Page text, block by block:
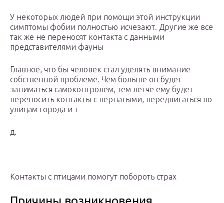
У некоторых людей при помощи этой инструкции
симптомы фобии полностью исчезают. Другие же все
так же не переносят контакта с данными
представителями фауны
Главное, что бы человек стал уделять внимание
собственной проблеме. Чем больше он будет
заниматься самоконтролем, тем легче ему будет
переносить контакты с пернатыми, передвигаться по
улицам города и т
д.
Контакты с птицами помогут побороть страх